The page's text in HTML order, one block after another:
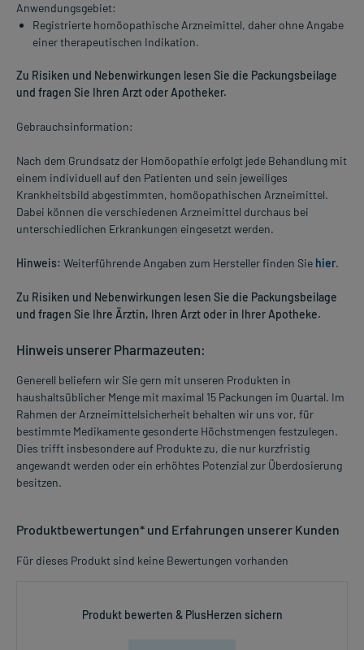
Anwendungsgebiet:
Registrierte homöopathische Arzneimittel, daher ohne Angabe
einer therapeutischen Indikation.
Zu Risiken und Nebenwirkungen lesen Sie die Packungsbeilage
und fragen Sie Ihren Arzt oder Apotheker.
Gebrauchsinformation:
Nach dem Grundsatz der Homöopathie erfolgt jede Behandlung mit
einem individuell auf den Patienten und sein jeweiliges
Krankheitsbild abgestimmten, homöopathischen Arzneimittel.
Dabei können die verschiedenen Arzneimittel durchaus bei
unterschiedlichen Erkrankungen eingesetzt werden.
Hinweis: Weiterführende Angaben zum Hersteller finden Sie hier.
Zu Risiken und Nebenwirkungen lesen Sie die Packungsbeilage
und fragen Sie Ihre Ärztin, Ihren Arzt oder in Ihrer Apotheke.
Hinweis unserer Pharmazeuten:
Generell beliefern wir Sie gern mit unseren Produkten in
haushaltsüblicher Menge mit maximal 15 Packungen im Quartal. Im
Rahmen der Arzneimittelsicherheit behalten wir uns vor, für
bestimmte Medikamente gesonderte Höchstmengen festzulegen.
Dies trifft insbesondere auf Produkte zu, die nur kurzfristig
angewandt werden oder ein erhöhtes Potenzial zur Überdosierung
besitzen.
Produktbewertungen* und Erfahrungen unserer Kunden
Für dieses Produkt sind keine Bewertungen vorhanden
Produkt bewerten & PlusHerzen sichern